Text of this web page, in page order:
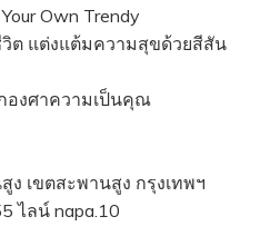
Own Trendy
ต แต่งแต้มความสุขด้วยสีสัน
องศาความเป็นคุณ
เขตสะพานสูง กรุงเทพฯ
ไลน์ napa.10